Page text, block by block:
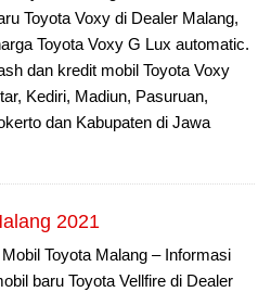
Toyota Voxy di Dealer Malang,
Toyota Voxy G Lux automatic.
dan kredit mobil Toyota Voxy
Kediri, Madiun, Pasuruan,
dan Kabupaten di Jawa
2021
Toyota Malang – Informasi
baru Toyota Vellfire di Dealer